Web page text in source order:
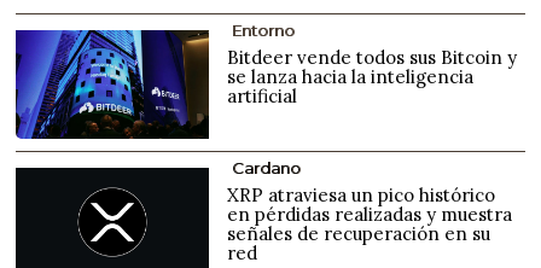
Entorno
Bitdeer vende todos sus Bitcoin y
se lanza hacia la inteligencia
artificial
Cardano
XRP atraviesa un pico histórico
en pérdidas realizadas y muestra
señales de recuperación en su
red